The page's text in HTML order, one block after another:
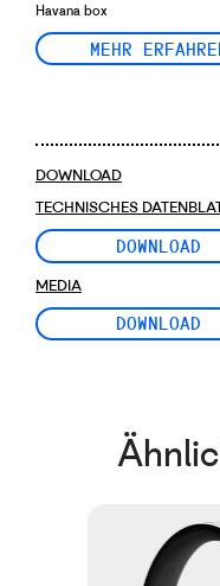
Havana box
MEHR
DOWNLOAD
TECHNISCHES
DOWNLOAD
MEDIA
DOWNLOAD